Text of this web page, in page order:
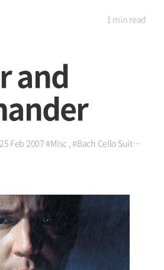
and
25 Feb 2007#Misc ,#Bach Cello Suite No.1 in G major
1 min read